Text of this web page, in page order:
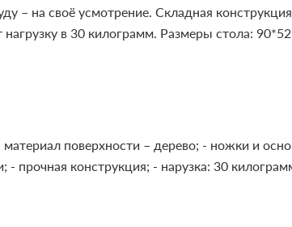
– на своё усмотрение. Складная
в 30 килограмм. Размеры стола:
материал поверхности – дерево; - ножки и
- прочная конструкция; - нарузка: 30